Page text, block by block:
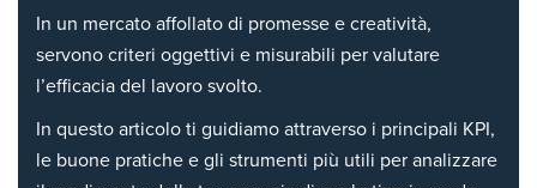
In un mercato affollato di promesse e creatività,
servono criteri oggettivi e misurabili per valutare
l’efficacia del lavoro svolto.
In questo articolo ti guidiamo attraverso i principali KPI,
le buone pratiche e gli strumenti più utili per analizzare